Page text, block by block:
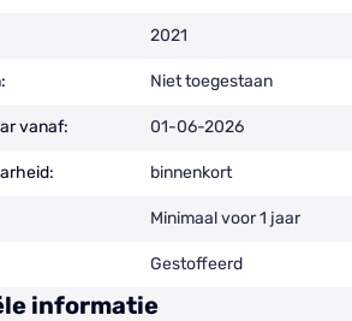
2021
Niet toegestaan
vanaf: 01-06-2026
binnenkort
Minimaal voor 1 jaar
Gestoffeerd
informatie